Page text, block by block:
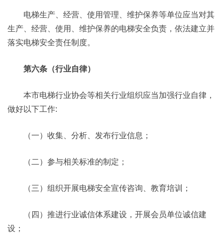
电梯生产、经营、使用管理、维护保养等单位应当对其
生产、经营、使用、维护保养的电梯安全负责，依法建立并
落实电梯安全责任制度。
第六条（行业自律）
本市电梯行业协会等相关行业组织应当加强行业自律，
做好以下工作:
（一）收集、分析、发布行业信息；
（二）参与相关标准的制定；
（三）组织开展电梯安全宣传咨询、教育培训；
（四）推进行业诚信体系建设，开展会员单位诚信建
设；